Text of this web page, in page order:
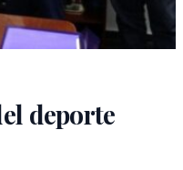
deporte